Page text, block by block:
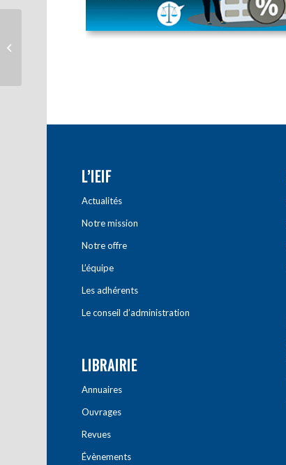
L’IEIF
Actualités
Notre mission
Notre offre
L’équipe
Les adhérents
Le conseil d’administration
LIBRAIRIE
Annuaires
Ouvrages
Revues
Évènements
SCPI – Fiscalité des